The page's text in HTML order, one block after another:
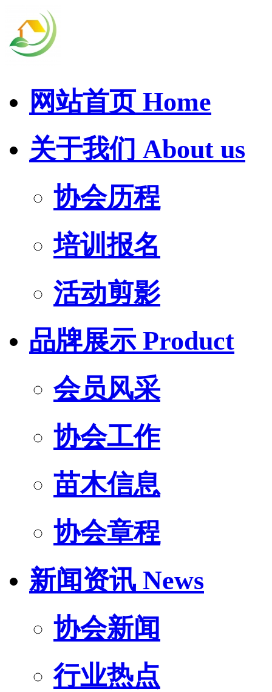
网站首页 Home
关于我们 About us
协会历程
培训报名
活动剪影
品牌展示 Product
会员风采
协会工作
苗木信息
协会章程
新闻资讯 News
协会新闻
行业热点